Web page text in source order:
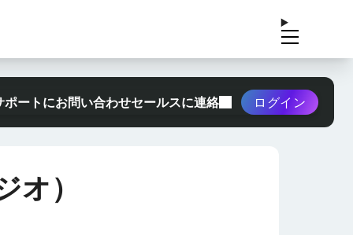
ポートにお問い合わせセールスに連絡 ログイン
）